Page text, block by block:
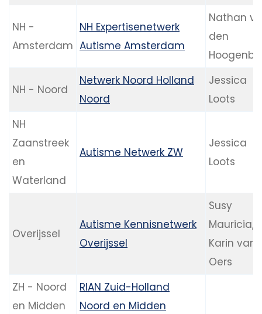
NH -
Amsterdam
NH Expertisenetwerk
Autisme Amsterdam
Nathan
den
NH - Noord
Netwerk Noord Holland
Noord
Jessica
Loots
NH
Zaanstreek
en
Waterland
Autisme Netwerk ZW
Jessica
Loots
Overijssel
Autisme Kennisnetwerk
Overijssel
Susy
Mauricia,
Karin van
Oers
ZH - Noord
en Midden
RIAN Zuid-Holland
Noord en Midden